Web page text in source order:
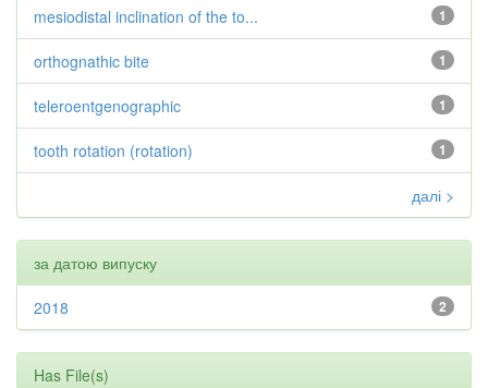
1
mesiodistal inclination of the to...
1
orthognathic bite
1
teleroentgenographic
1
tooth rotation (rotation)
далі >
за датою випуску
2
2018
Has File(s)